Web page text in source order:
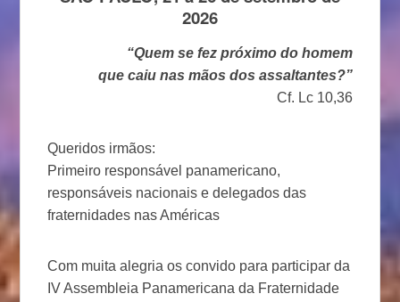
2026
“Quem se fez próximo do homem
que caiu nas mãos dos assaltantes?”
Cf. Lc 10,36
Queridos irmãos:
Primeiro responsável panamericano,
responsáveis nacionais e delegados das
fraternidades nas Américas
Com muita alegria os convido para participar da
IV Assembleia Panamericana da Fraternidade